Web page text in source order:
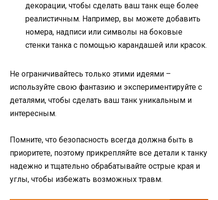
декорации, чтобы сделать ваш танк еще более
реалистичным. Например, вы можете добавить
номера, надписи или символы на боковые
стенки танка с помощью карандашей или красок.
Не ограничивайтесь только этими идеями –
используйте свою фантазию и экспериментируйте с
деталями, чтобы сделать ваш танк уникальным и
интересным.
Помните, что безопасность всегда должна быть в
приоритете, поэтому прикрепляйте все детали к танку
надежно и тщательно обрабатывайте острые края и
углы, чтобы избежать возможных травм.